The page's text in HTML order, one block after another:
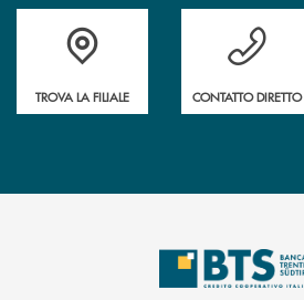
Accedi all' elenco completo delle filiali.
TROVA LA FILIALE
Hai bisogno di
CONTATTO DIRETTO